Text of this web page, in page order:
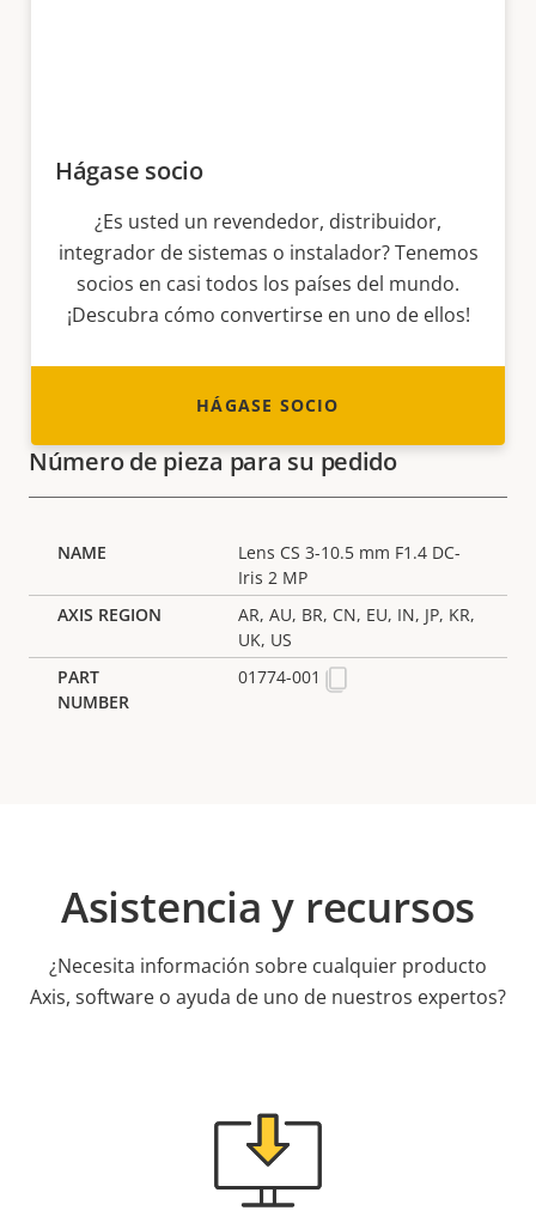
Hágase socio
¿Es usted un revendedor, distribuidor,
integrador de sistemas o instalador? Tenemos
socios en casi todos los países del mundo.
¡Descubra cómo convertirse en uno de ellos!
HÁGASE SOCIO
Número de pieza para su pedido
Lens CS 3-10.5 mm F1.4 DC-
Iris 2 MP
AR, AU, BR, CN, EU, IN, JP, KR,
UK, US
01774-001
Asistencia y recursos
¿Necesita información sobre cualquier producto
Axis, software o ayuda de uno de nuestros expertos?